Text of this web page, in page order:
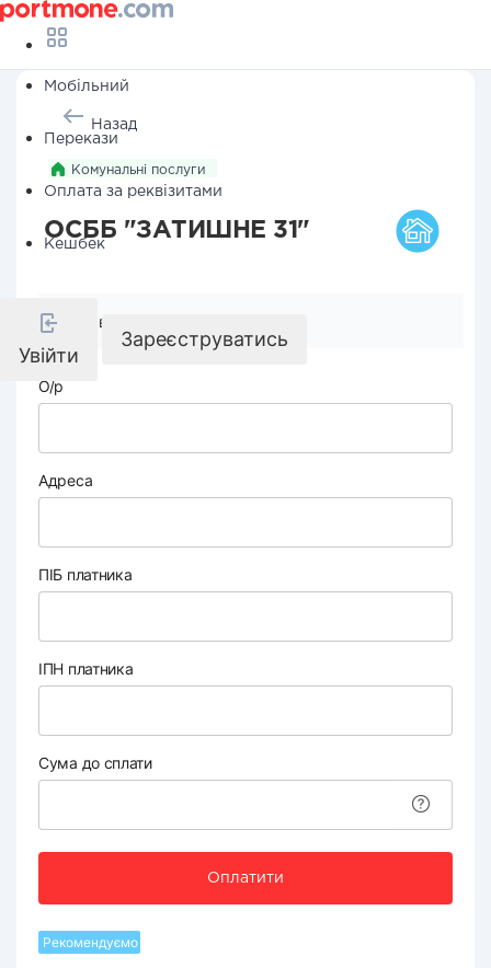
Мобільний
Перекази
Оплата за реквізитами
Кешбек
Увійти
Зареєструватись
Назад
Комунальні послуги
ОСББ "ЗАТИШНЕ 31"
Реквізити компанії
О/р
Адреса
ПІБ платника
ІПН платника
Сума до сплати
Оплатити
Рекомендуємо